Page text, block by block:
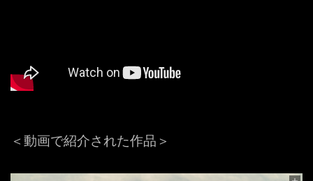
＜動画で紹介された作品＞